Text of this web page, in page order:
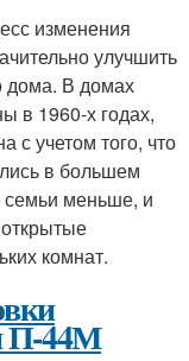
изменения
улучшить
дома. В домах
в 1960-х годах,
с учетом того, что
в большем
семьи меньше, и
комнат.
П-44М